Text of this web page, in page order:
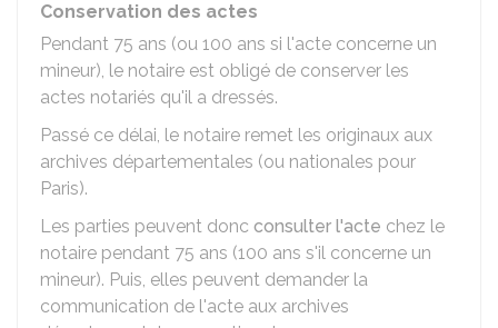
Conservation des actes
Pendant 75 ans (ou 100 ans si l'acte concerne un
mineur), le notaire est obligé de conserver les
actes notariés qu'il a dressés.
Passé ce délai, le notaire remet les originaux aux
archives départementales (ou nationales pour
Paris).
Les parties peuvent donc consulter l'acte chez le
notaire pendant 75 ans (100 ans s'il concerne un
mineur). Puis, elles peuvent demander la
communication de l'acte aux archives